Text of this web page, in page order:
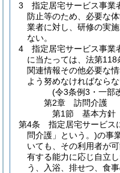
3
指定居宅サービス事業
防止等のため、必要な
業者に対し、研修の実
ない。
4
指定居宅サービス事業
に当たっては、法第
関連情報その他必要な
よう努めなければならな
(令3条例3・一部
第2章
訪問介護
第1節
基本方針
第4条
指定居宅サービス
問介護」という。)の事
いても、その利用者が
有する能力に応じ自立
う、入浴、排せつ、食